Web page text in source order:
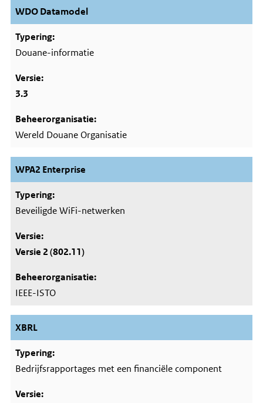
WDO Datamodel
Douane-informatie
3.3
Wereld Douane Organisatie
WPA2 Enterprise
Beveiligde WiFi-netwerken
Versie 2 (802.11)
IEEE-ISTO
XBRL
Bedrijfsrapportages met een financiële component